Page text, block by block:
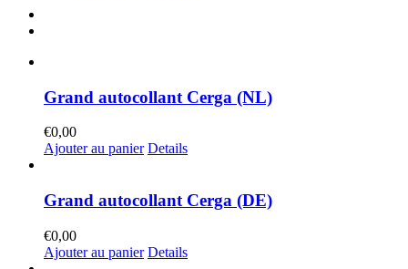
Grand autocollant Cerga (NL)
€0,00
Ajouter au panier Details
Grand autocollant Cerga (DE)
€0,00
Ajouter au panier Details